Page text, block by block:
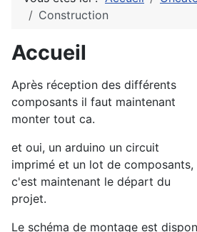
Construction
Accueil
Après réception des différents
composants il faut maintenant
monter tout ca.
et oui, un arduino un circuit
imprimé et un lot de composants,
c'est maintenant le départ du
projet.
Le schéma de montage est